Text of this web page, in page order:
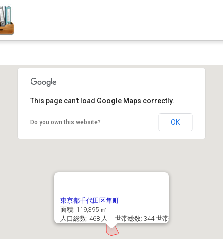
東京都千代田区隼町
面積: 119,395 ㎡
人口総数: 468 人 世帯総数: 344 世帯
This page can't load Google Maps correctly.
Do you own this website? OK